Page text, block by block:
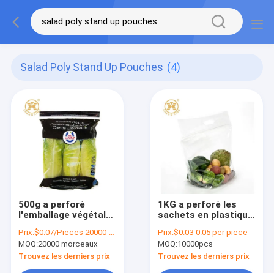
Salad Poly Stand Up Pouches (4)
500g a perforé
l'emballage végétal
de poly poches de
support de salade
avec des trous
Prix:$0.07/Pieces 20000-99999 Pieces
MOQ:20000 morceaux
Trouvez les derniers prix
1KG a perforé les
sachets en plastique
gravure poche de
fermeture éclair pour
la salade de
empaquetage
Prix:$0.03-0.05 per piece
MOQ:10000pcs
Trouvez les derniers prix